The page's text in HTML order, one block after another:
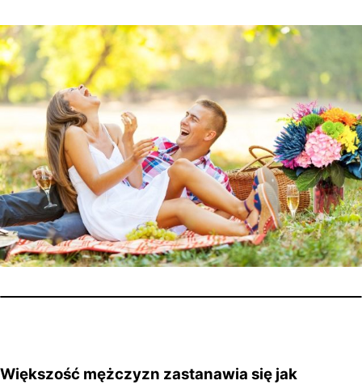
Większość mężczyzn zastanawia się jak